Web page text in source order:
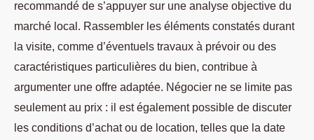
recommandé de s’appuyer sur une analyse objective du
marché local. Rassembler les éléments constatés durant
la visite, comme d’éventuels travaux à prévoir ou des
caractéristiques particulières du bien, contribue à
argumenter une offre adaptée. Négocier ne se limite pas
seulement au prix : il est également possible de discuter
les conditions d’achat ou de location, telles que la date